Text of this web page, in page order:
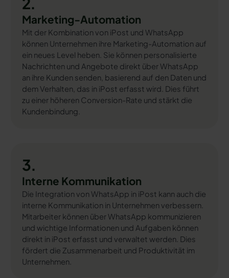
Marketing-Automation
Mit der Kombination von iPost und WhatsApp
können Unternehmen ihre Marketing-Automation auf
ein neues Level heben. Sie können personalisierte
Nachrichten und Angebote direkt über WhatsApp
an ihre Kunden senden, basierend auf den Daten und
dem Verhalten, das in iPost erfasst wird. Dies führt
zu einer höheren Conversion-Rate und stärkt die
Kundenbindung.
3.
Interne Kommunikation
Die Integration von WhatsApp in iPost kann auch die
interne Kommunikation in Unternehmen verbessern.
Mitarbeiter können über WhatsApp kommunizieren
und wichtige Informationen und Aufgaben können
direkt in iPost erfasst und verwaltet werden. Dies
fördert die Zusammenarbeit und Produktivität im
Unternehmen.